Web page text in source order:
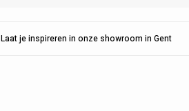
Laat je inspireren in onze showroom in Gent